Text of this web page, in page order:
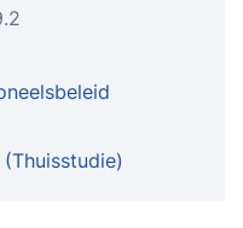
het
of het
uw
personeel